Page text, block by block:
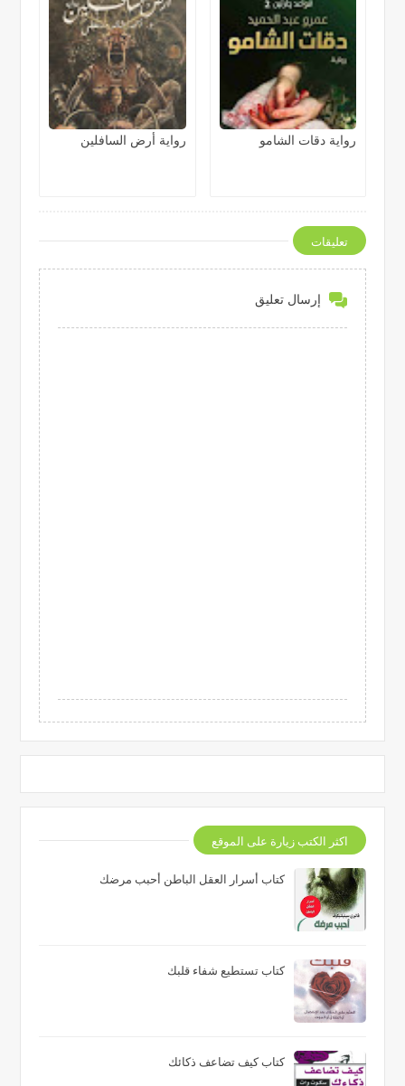
رواية دقات الشامو رواية أرض السافلين
تعليقات
إرسال تعليق
اكثر الكتب زيارة على الموقع
كتاب أسرار العقل الباطن أحبب مرضك
كتاب تستطيع شفاء قلبك
كتاب كيف تضاعف ذكائك